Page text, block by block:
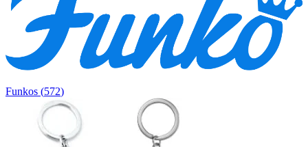
Funkos (572)